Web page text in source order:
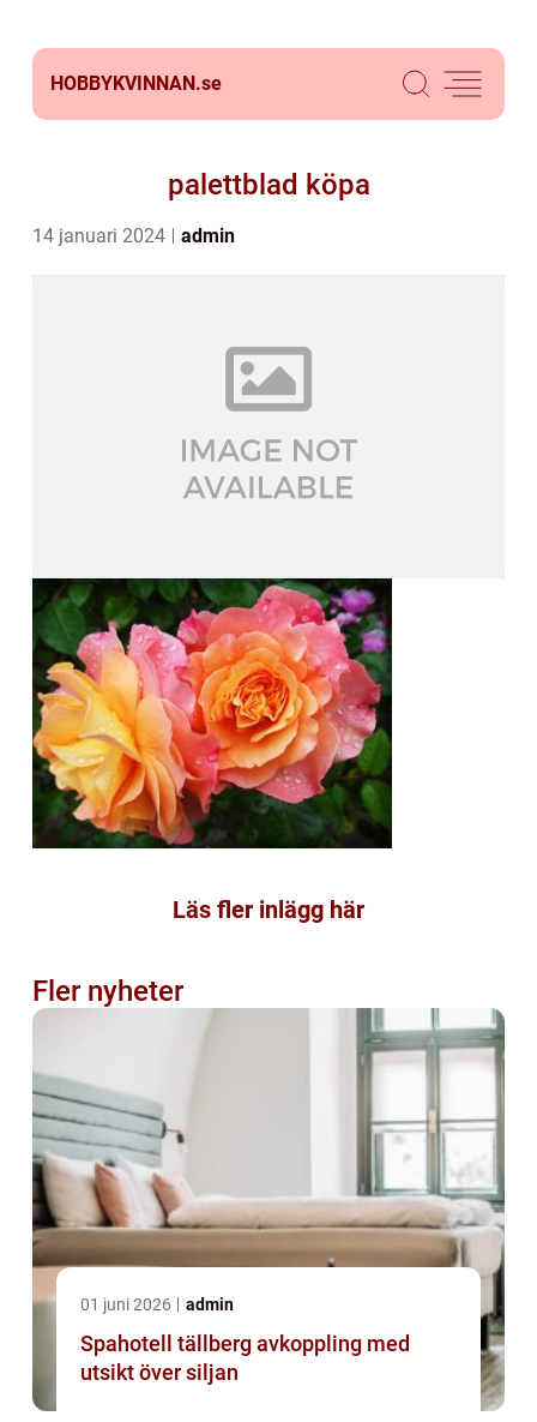
HOBBYKVINNAN.se
palettblad köpa
14 januari 2024 admin
Läs fler inlägg här
Fler nyheter
01 juni 2026 admin
Spahotell tällberg avkoppling med
utsikt över siljan